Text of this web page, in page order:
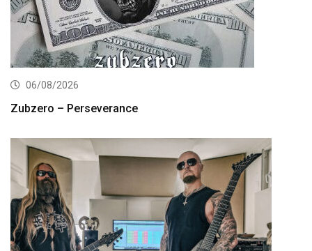
06/08/2026
Zubzero – Perseverance